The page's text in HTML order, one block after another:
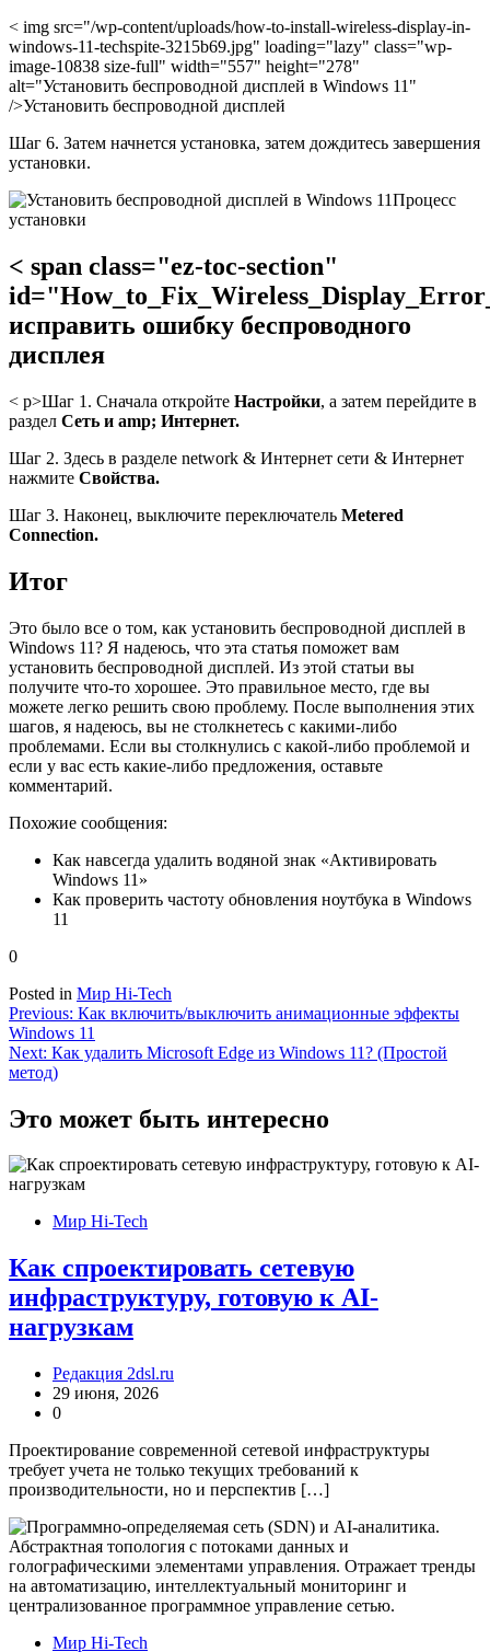
< img src="/wp-content/uploads/how-to-install-wireless-display-in-
windows-11-techspite-3215b69.jpg" loading="lazy" class="wp-
image-10838 size-full" width="557" height="278"
alt="Установить беспроводной дисплей в Windows 11"
/>Установить беспроводной дисплей
Шаг 6. Затем начнется установка, затем дождитесь завершения
установки.
Процесс
установки
< span class="ez-toc-section"
исправить ошибку беспроводного
дисплея
< р>Шаг 1. Сначала откройте Настройки, а затем перейдите в
раздел Сеть и amp; Интернет.
Шаг 2. Здесь в разделе network & Интернет сети & Интернет
нажмите Свойства.
Шаг 3. Наконец, выключите переключатель Metered
Connection.
Итог
Это было все о том, как установить беспроводной дисплей в
Windows 11? Я надеюсь, что эта статья поможет вам
установить беспроводной дисплей. Из этой статьи вы
получите что-то хорошее. Это правильное место, где вы
можете легко решить свою проблему. После выполнения этих
шагов, я надеюсь, вы не столкнетесь с какими-либо
проблемами. Если вы столкнулись с какой-либо проблемой и
если у вас есть какие-либо предложения, оставьте
комментарий.
Похожие сообщения:
Как навсегда удалить водяной знак «Активировать
Windows 11»
Как проверить частоту обновления ноутбука в Windows
11
0
Posted in Мир Hi-Tech
Навигация
по
записям
Previous: Как включить/выключить анимационные эффекты
Windows 11
Next: Как удалить Microsoft Edge из Windows 11? (Простой
метод)
Это может быть интересно
Мир Hi-Tech
Как спроектировать сетевую
инфраструктуру, готовую к AI-
нагрузкам
Редакция 2dsl.ru
29 июня, 2026
0
Проектирование современной сетевой инфраструктуры
требует учета не только текущих требований к
производительности, но и перспектив […]
Мир Hi-Tech